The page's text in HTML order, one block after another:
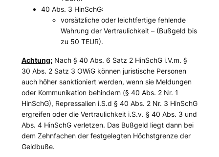
40 Abs. 3 HinSchG:
vorsätzliche oder leichtfertige fehlende
Wahrung der Vertraulichkeit – (Bußgeld bis
zu 50 TEUR).
Achtung:Nach § 40 Abs. 6 Satz 2 HinSchG i.V.m. §
30 Abs. 2 Satz 3 OWiG können juristische Personen
auch höher sanktioniert werden, wenn sie Meldungen
oder Kommunikation behindern (§ 40 Abs. 2 Nr. 1
HinSchG), Repressalien i.S.d § 40 Abs. 2 Nr. 3 HinSchG
ergreifen oder die Vertraulichkeit i.S.v. § 40 Abs. 3 und
Abs. 4 HinSchG verletzen. Das Bußgeld liegt dann bei
dem Zehnfachen der festgelegten Höchstgrenze der
Geldbuße.